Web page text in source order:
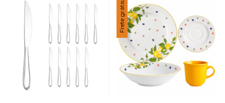
Frete grátis